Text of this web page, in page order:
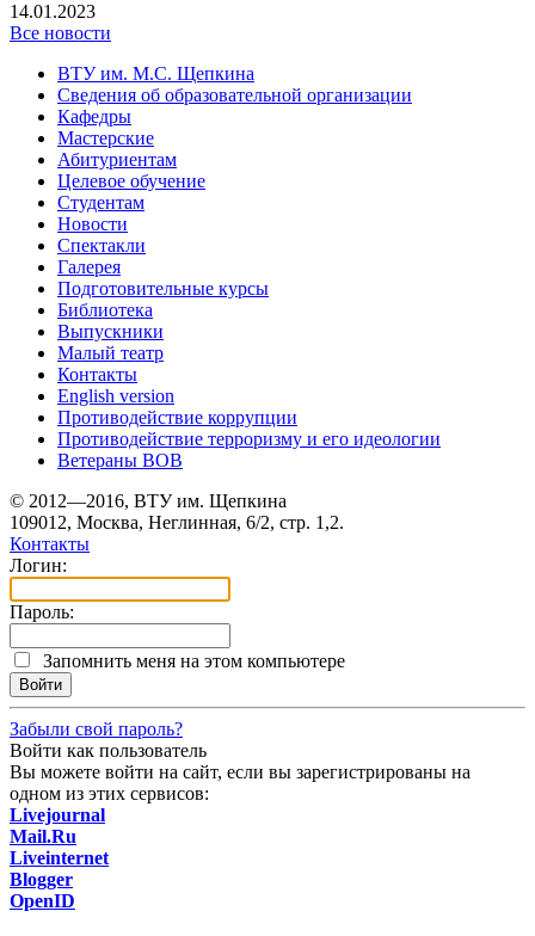
14.01.2023
Все новости
ВТУ им. М.С. Щепкина
Сведения об образовательной организации
Кафедры
Мастерские
Абитуриентам
Целевое обучение
Студентам
Новости
Спектакли
Галерея
Подготовительные курсы
Библиотека
Выпускники
Малый театр
Контакты
English version
Противодействие коррупции
Противодействие терроризму и его идеологии
Ветераны ВОВ
© 2012—2016, ВТУ им. Щепкина
109012, Москва, Неглинная, 6/2, стр. 1,2.
Контакты
Логин:
Пароль:
Запомнить меня на этом компьютере
Забыли свой пароль?
Войти как пользователь
Вы можете войти на сайт, если вы зарегистрированы на
одном из этих сервисов:
Livejournal
Mail.Ru
Liveinternet
Blogger
OpenID